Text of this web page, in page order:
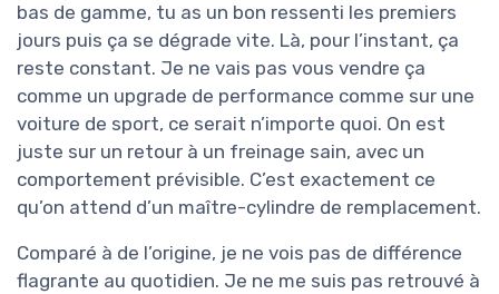
bas de gamme, tu as un bon ressenti les premiers
jours puis ça se dégrade vite. Là, pour l’instant, ça
reste constant. Je ne vais pas vous vendre ça
comme un upgrade de performance comme sur une
voiture de sport, ce serait n’importe quoi. On est
juste sur un retour à un freinage sain, avec un
comportement prévisible. C’est exactement ce
qu’on attend d’un maître-cylindre de remplacement.
Comparé à de l’origine, je ne vois pas de différence
flagrante au quotidien. Je ne me suis pas retrouvé à